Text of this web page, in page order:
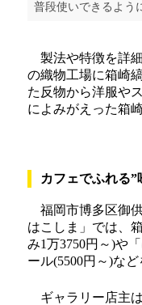
普段使いできるよう
製法や特徴を詳
の織物工場に箱崎
た反物から洋服や
によみがえった箱
カフェでふれる”
福岡市博多区御
はこしま」では、
み1万3750円～)や
ール(5500円～)な
ギャラリー店主は